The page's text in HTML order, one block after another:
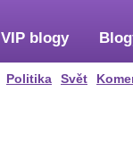
Politika Svět
VIP blogy